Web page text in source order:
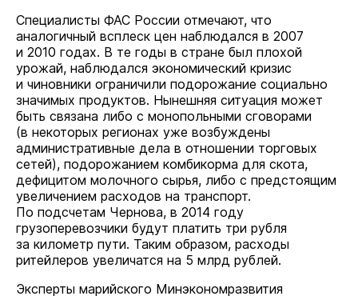
Специалисты ФАС России отмечают, что
аналогичный всплеск цен наблюдался в 2007
и 2010 годах. В те годы в стране был плохой
урожай, наблюдался экономический кризис
и чиновники ограничили подорожание социально
значимых продуктов. Нынешняя ситуация может
быть связана либо с монопольными сговорами
(в некоторых регионах уже возбуждены
административные дела в отношении торговых
сетей), подорожанием комбикорма для скота,
дефицитом молочного сырья, либо с предстоящим
увеличением расходов на транспорт.
По подсчетам Чернова, в 2014 году
грузоперевозчики будут платить три рубля
за километр пути. Таким образом, расходы
ритейлеров увеличатся на 5 млрд рублей.
Эксперты марийского Минэкономразвития